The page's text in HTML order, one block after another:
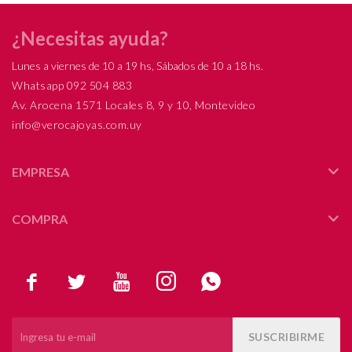
    
SUSCRIBIRME
¿Necesitas ayuda?
Lunes a viernes de 10 a 19 hs, Sábados de 10 a 18 hs.
Whatsapp 092 504 883
Av. Arocena 1571 Locales 8, 9 y 10, Montevideo
info@verocajoyas.com.uy
EMPRESA
COMPRA